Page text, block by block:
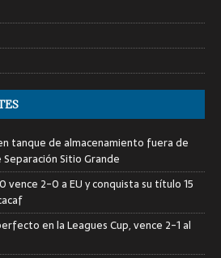
tanque de almacenamiento fuera de
Sitio Grande
vence 2-0 a EU y conquista su título 15
en la Leagues Cup, vence 2-1 al